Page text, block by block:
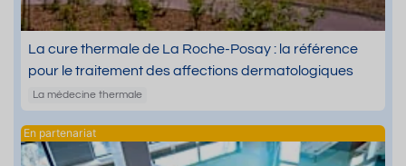
La cure thermale de La Roche-Posay : la référence
pour le traitement des affections dermatologiques
La médecine thermale